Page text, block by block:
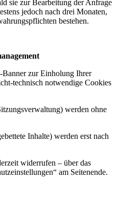
sie zur Bearbeitung der Anfrage
jedoch nach drei Monaten,
bestehen.
Banner zur Einholung Ihrer
technisch notwendige Cookies
werden ohne
Inhalte) werden erst nach
widerrufen – über das
am Seitenende.